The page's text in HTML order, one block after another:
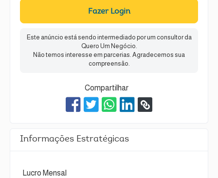
Fazer Login
Este anúncio está sendo intermediado por um consultor da
Quero Um Negócio.
Não temos interesse em parcerias. Agradecemos sua
compreensão.
Compartilhar
Informações Estratégicas
Lucro Mensal